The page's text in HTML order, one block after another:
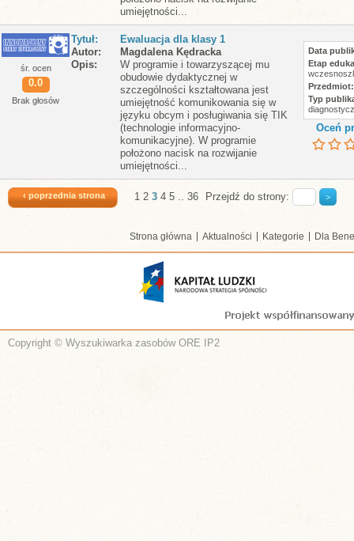
umiejętności...
śr. ocen
0.0
Brak głosów
Tytuł
Ewaluacja dla klasy 1
Autor
Magdalena Kędracka
Opis
W programie i towarzyszącej mu
obudowie dydaktycznej w
szczególności kształtowana jest
umiejętność komunikowania się w
języku obcym i posługiwania się TIK
(technologie informacyjno-
komunikacyjne). W programie
położono nacisk na rozwijanie
umiejętności...
Data
Etap
Przedmiot
Typ
Oceń
‹ poprzednia strona 1 2 3 4 5 .. 36 Przejdź do strony:
Strona główna Aktualności Kategorie Dla
Copyright © Wyszukiwarka zasobów ORE IP2